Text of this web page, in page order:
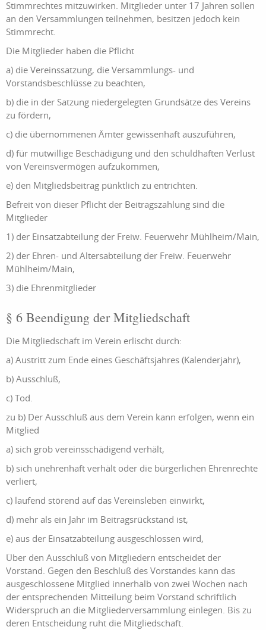
Stimmrechtes mitzuwirken. Mitglieder unter 17 Jahren sollen
an den Versammlungen teilnehmen, besitzen jedoch kein
Stimmrecht.
Die Mitglieder haben die Pflicht
a) die Vereinssatzung, die Versammlungs- und
Vorstandsbeschlüsse zu beachten,
b) die in der Satzung niedergelegten Grundsätze des Vereins
zu fördern,
c) die übernommenen Ämter gewissenhaft auszuführen,
d) für mutwillige Beschädigung und den schuldhaften Verlust
von Vereinsvermögen aufzukommen,
e) den Mitgliedsbeitrag pünktlich zu entrichten.
Befreit von dieser Pflicht der Beitragszahlung sind die
Mitglieder
1) der Einsatzabteilung der Freiw. Feuerwehr Mühlheim/Main,
2) der Ehren- und Altersabteilung der Freiw. Feuerwehr
Mühlheim/Main,
3) die Ehrenmitglieder
§ 6 Beendigung der Mitgliedschaft
Die Mitgliedschaft im Verein erlischt durch:
a) Austritt zum Ende eines Geschäftsjahres (Kalenderjahr),
b) Ausschluß,
c) Tod.
zu b) Der Ausschluß aus dem Verein kann erfolgen, wenn ein
Mitglied
a) sich grob vereinsschädigend verhält,
b) sich unehrenhaft verhält oder die bürgerlichen Ehrenrechte
verliert,
c) laufend störend auf das Vereinsleben einwirkt,
d) mehr als ein Jahr im Beitragsrückstand ist,
e) aus der Einsatzabteilung ausgeschlossen wird,
Über den Ausschluß von Mitgliedern entscheidet der
Vorstand. Gegen den Beschluß des Vorstandes kann das
ausgeschlossene Mitglied innerhalb von zwei Wochen nach
der entsprechenden Mitteilung beim Vorstand schriftlich
Widerspruch an die Mitgliederversammlung einlegen. Bis zu
deren Entscheidung ruht die Mitgliedschaft.